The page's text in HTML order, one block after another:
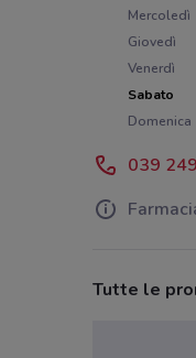
Mercoledì
Giovedì
Venerdì
Sabato
Domenica
039
Tutte le